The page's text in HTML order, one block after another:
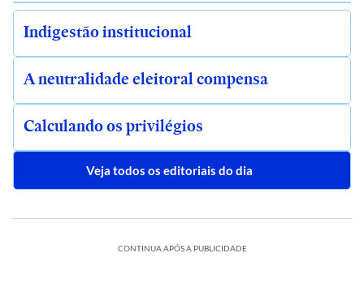
Indigestão institucional
A neutralidade eleitoral compensa
Calculando os privilégios
Veja todos os editoriais do dia
CONTINUA APÓS A PUBLICIDADE